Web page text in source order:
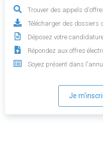
Trouver des appels
Télécharger des dossiers
Déposez votre
Répondez aux offres
Soyez présent dans
Je